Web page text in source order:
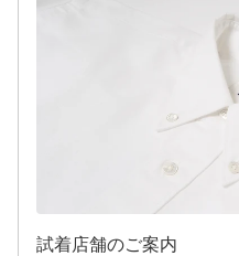
試着店舗のご案内